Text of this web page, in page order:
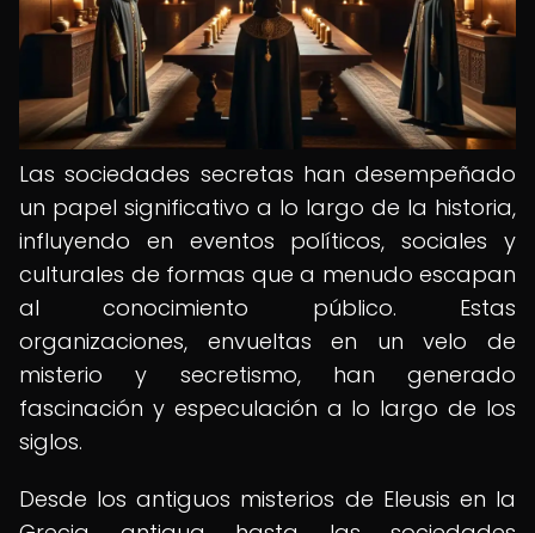
Las sociedades secretas han desempeñado
un papel significativo a lo largo de la historia,
influyendo en eventos políticos, sociales y
culturales de formas que a menudo escapan
al conocimiento público. Estas
organizaciones, envueltas en un velo de
misterio y secretismo, han generado
fascinación y especulación a lo largo de los
siglos.
Desde los antiguos misterios de Eleusis en la